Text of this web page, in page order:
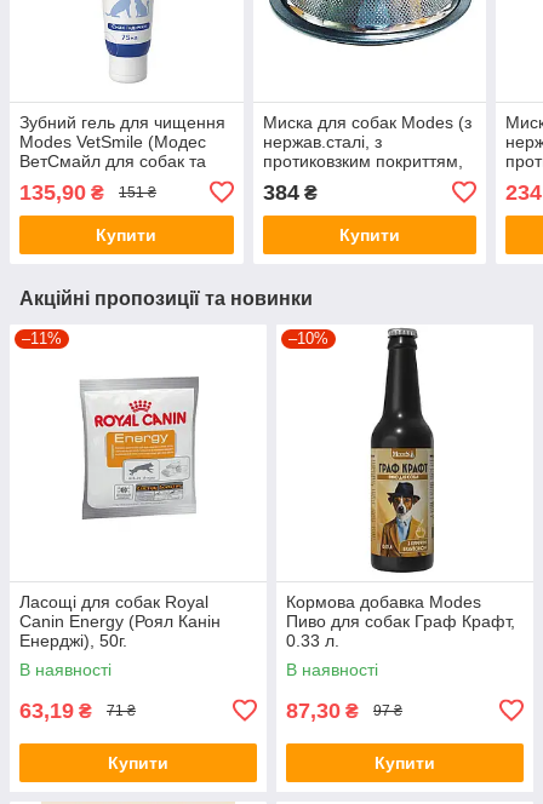
Зубний гель для чищення
Modes VetSmile (Модес
ВетСмайл для собак та
75мл.
135,90 ₴ 151 ₴
Купити
Миска для собак Modes (з
нержав.сталі, з
протиковзким покриттям,
384₴
Купити
Акційні пропозиції та новинки
–11%
Ласощі для собак Royal
Canin Energy (Роял Канін
Енерджі), 50г.
В наявності
63,19 ₴ 71 ₴
Купити
–10%
Кормова добавка Modes
Пиво для собак Граф Крафт,
0.33 л.
В наявності
87,30 ₴ 97 ₴
Купити